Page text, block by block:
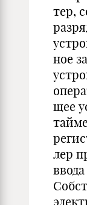
тер,
ное
щее
лер